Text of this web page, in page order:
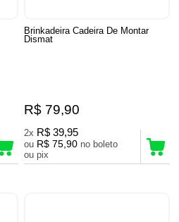
Brinkadeira Cadeira De Montar
Dismat
R$ 79,90
2x R$ 39,95
ou R$ 75,90 no boleto
ou pix